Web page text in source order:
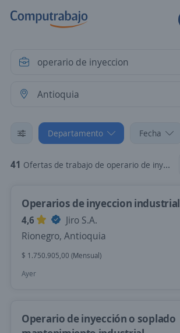
Departamento Fecha
41 Ofertas de trabajo de operario de inyeccion en Antioquia
Operarios de inyeccion industrial
4,6
Jiro S.A.
Rionegro, Antioquia
$ 1.750.905,00 (Mensual)
Ayer
Operario de inyección o soplado